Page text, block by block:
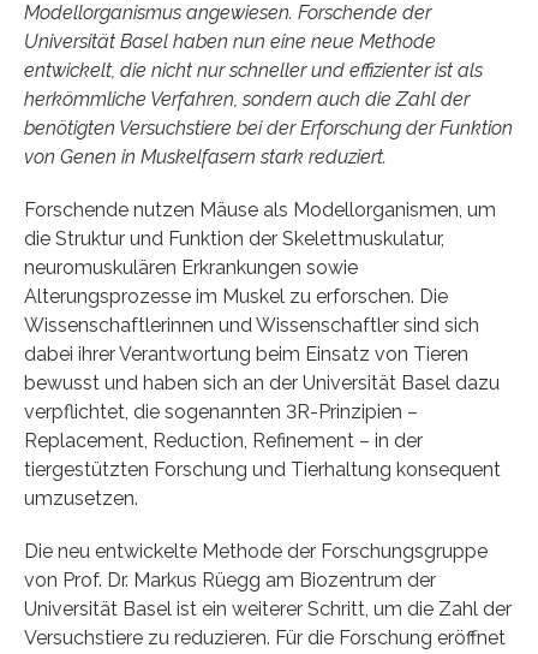
Modellorganismus angewiesen. Forschende der
Universität Basel haben nun eine neue Methode
entwickelt, die nicht nur schneller und effizienter ist als
herkömmliche Verfahren, sondern auch die Zahl der
benötigten Versuchstiere bei der Erforschung der Funktion
von Genen in Muskelfasern stark reduziert.
Forschende nutzen Mäuse als Modellorganismen, um
die Struktur und Funktion der Skelettmuskulatur,
neuromuskulären Erkrankungen sowie
Alterungsprozesse im Muskel zu erforschen. Die
Wissenschaftlerinnen und Wissenschaftler sind sich
dabei ihrer Verantwortung beim Einsatz von Tieren
bewusst und haben sich an der Universität Basel dazu
verpflichtet, die sogenannten 3R-Prinzipien –
Replacement, Reduction, Refinement – in der
tiergestützten Forschung und Tierhaltung konsequent
umzusetzen.
Die neu entwickelte Methode der Forschungsgruppe
von Prof. Dr. Markus Rüegg am Biozentrum der
Universität Basel ist ein weiterer Schritt, um die Zahl der
Versuchstiere zu reduzieren. Für die Forschung eröffnet